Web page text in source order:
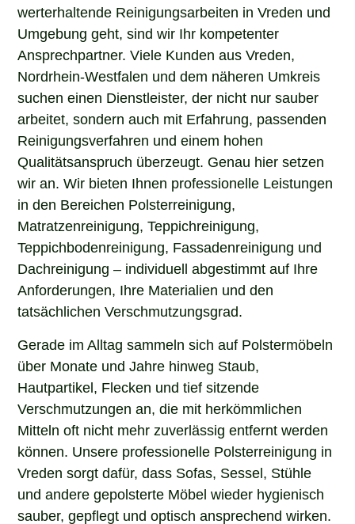
werterhaltende Reinigungsarbeiten in Vreden und
Umgebung geht, sind wir Ihr kompetenter
Ansprechpartner. Viele Kunden aus Vreden,
Nordrhein-Westfalen und dem näheren Umkreis
suchen einen Dienstleister, der nicht nur sauber
arbeitet, sondern auch mit Erfahrung, passenden
Reinigungsverfahren und einem hohen
Qualitätsanspruch überzeugt. Genau hier setzen
wir an. Wir bieten Ihnen professionelle Leistungen
in den Bereichen Polsterreinigung,
Matratzenreinigung, Teppichreinigung,
Teppichbodenreinigung, Fassadenreinigung und
Dachreinigung – individuell abgestimmt auf Ihre
Anforderungen, Ihre Materialien und den
tatsächlichen Verschmutzungsgrad.
Gerade im Alltag sammeln sich auf Polstermöbeln
über Monate und Jahre hinweg Staub,
Hautpartikel, Flecken und tief sitzende
Verschmutzungen an, die mit herkömmlichen
Mitteln oft nicht mehr zuverlässig entfernt werden
können. Unsere professionelle Polsterreinigung in
Vreden sorgt dafür, dass Sofas, Sessel, Stühle
und andere gepolsterte Möbel wieder hygienisch
sauber, gepflegt und optisch ansprechend wirken.